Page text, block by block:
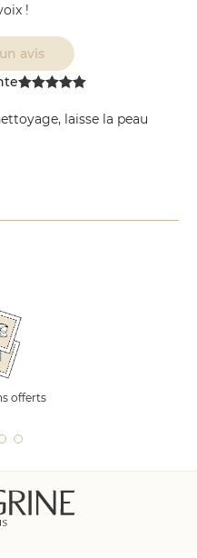
!
avis
laisse la peau
offerts